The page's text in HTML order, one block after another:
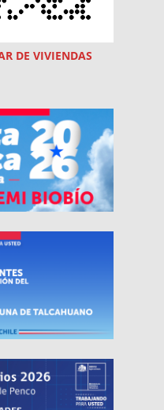
DE VIVIENDAS